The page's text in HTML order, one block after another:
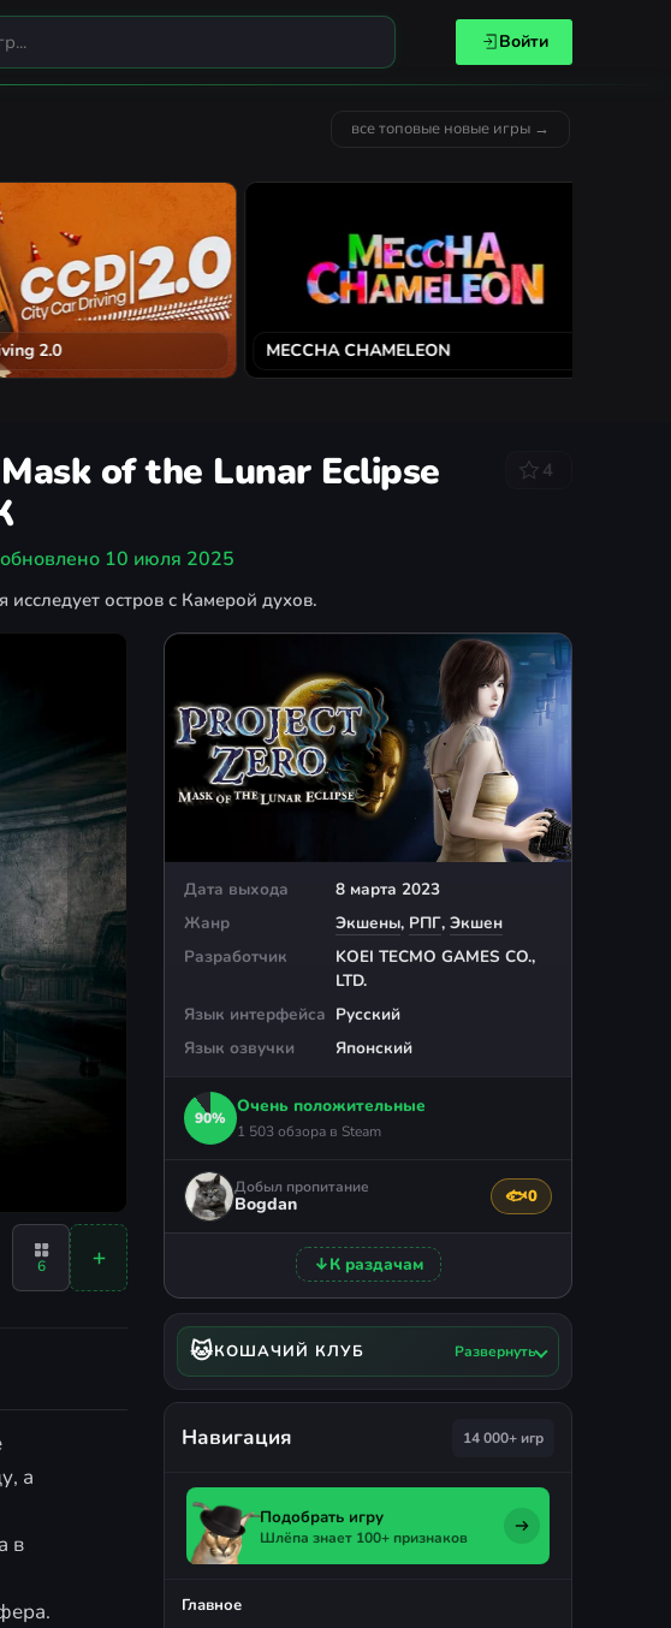
Войти
все топовые новые игры →
2.0 MECCHA CHAMELEON
Mask of the Lunar Eclipse
4
10 июля 2025
остров с Камерой духов.
Дата выхода
8 марта 2023
Жанр
Экшены, РПГ, Экшен
Разработчик
KOEI TECMO GAMES CO.,
LTD.
Язык интерфейса Русский
Язык озвучки
Японский
90%
Очень положительные
1 503 обзора в Steam
Добыл пропитание
Bogdan 🐟0
Поблагодарить
↓К раздачам
6
а
в
🐱КОШАЧИЙ КЛУБ Развернуть
Навигация 14 000+ игр
Подобрать игру
Шлёпа знает 100+ признаков
Главное